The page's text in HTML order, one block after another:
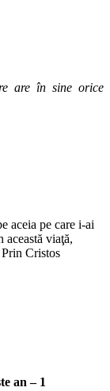
are în sine orice
aceia pe care i-ai
această viaţă,
Cristos
an – 1